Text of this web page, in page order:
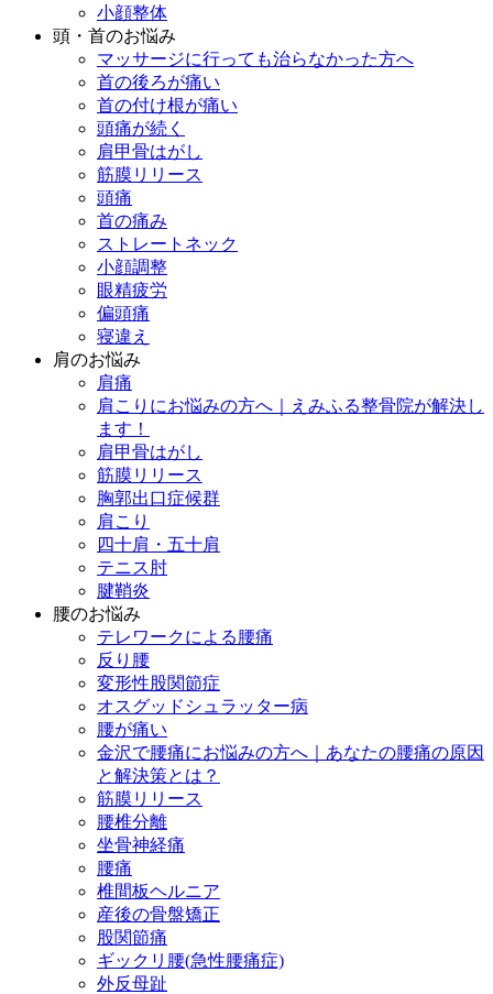
小顔整体
頭・首のお悩み
マッサージに行っても治らなかった方へ
首の後ろが痛い
首の付け根が痛い
頭痛が続く
肩甲骨はがし
筋膜リリース
頭痛
首の痛み
ストレートネック
小顔調整
眼精疲労
偏頭痛
寝違え
肩のお悩み
肩痛
肩こりにお悩みの方へ｜えみふる整骨院が解決し
ます！
肩甲骨はがし
筋膜リリース
胸郭出口症候群
肩こり
四十肩・五十肩
テニス肘
腱鞘炎
腰のお悩み
テレワークによる腰痛
反り腰
変形性股関節症
オスグッドシュラッター病
腰が痛い
金沢で腰痛にお悩みの方へ｜あなたの腰痛の原因
と解決策とは？
筋膜リリース
腰椎分離
坐骨神経痛
腰痛
椎間板ヘルニア
産後の骨盤矯正
股関節痛
ギックリ腰(急性腰痛症)
外反母趾